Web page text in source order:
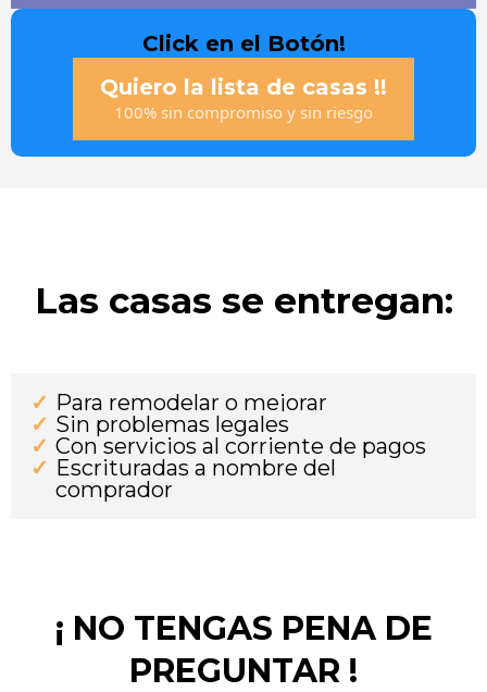
Click en el Botón!
Quiero la lista de casas !!
100% sin compromiso y sin riesgo
Las casas se entregan:
Para remodelar o mejorar
Sin problemas legales
Con servicios al corriente de pagos
Escrituradas a nombre del
comprador
¡ NO TENGAS PENA DE
PREGUNTAR !